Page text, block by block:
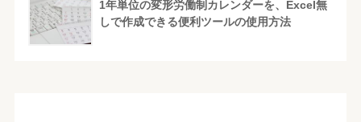
1年単位の変形労働制カレンダーを、Excel無
しで作成できる便利ツールの使用方法